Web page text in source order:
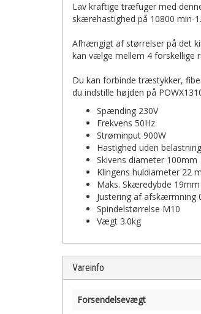
Lav kraftige træfuger med
skærehastighed på 10800 min-1.
Afhængigt af størrelser på det
kan vælge mellem 4 forskellige
Du kan forbinde træstykker,
du indstille højden på
Spænding 230V
Frekvens 50Hz
Strøminput 900W
Hastighed uden
Skivens diameter 100mm
Klingens huldiameter 22
Maks. Skæredybde 19mm
Justering af afskærmning
Spindelstørrelse M10
Vægt 3.0kg
Vareinfo
Forsendelsevægt